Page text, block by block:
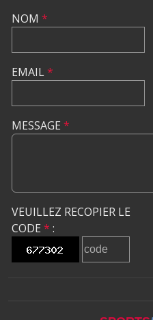
NOM *
EMAIL*
MESSAGE *
VEUILLEZ RECOPIER LE
CODE * :